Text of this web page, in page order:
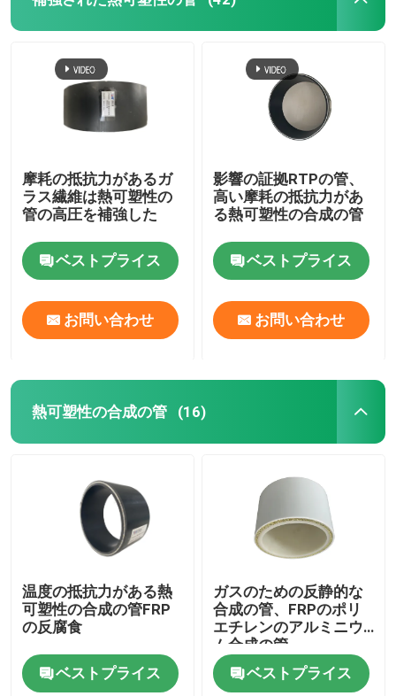
摩耗の抵抗力があるガ
ラス繊維は熱可塑性の
管の高圧を補強した
ベストプライス
お問い合わせ
影響の証拠RTPの管、
高い摩耗の抵抗力があ
る熱可塑性の合成の管
ベストプライス
お問い合わせ
熱可塑性の合成の管 (16)
温度の抵抗力がある熱
可塑性の合成の管FRP
の反腐食
ベストプライス
ガスのための反静的な
合成の管、FRPのポリ
エチレンのアルミニウ
ム合成の管
ベストプライス